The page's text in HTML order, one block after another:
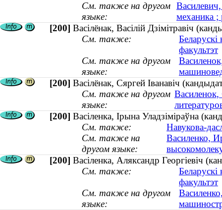
См. также на другом
языке:
механика
[200] Васілёнак, Васілій Дзімітравіч
См. также:
факультэт
См. также на другом
языке:
[200] Васілёнак, Сяргей Іванавіч
См. также на другом
языке:
Василенок,
[200] Васіленка, Iрына Уладзiмiраўна
См. также:
Навукова-
См. также на
другом языке:
Василенко,
[200] Васіленка, Аляксандр Георгіевіч
См. также:
факультэт
См. также на другом
языке: